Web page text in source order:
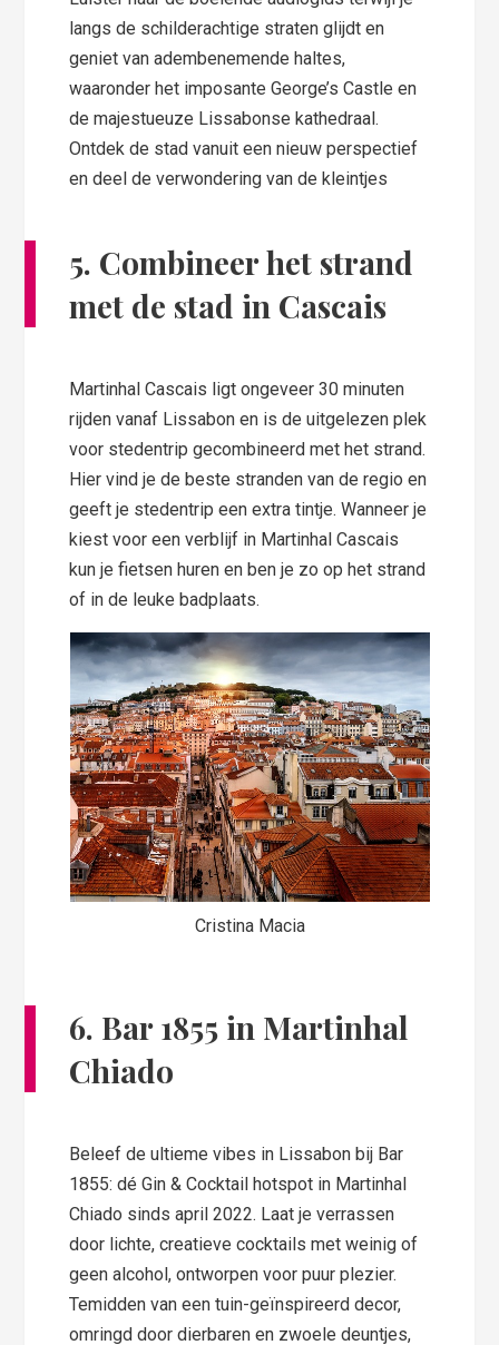
langs de schilderachtige straten glijdt en
geniet van adembenemende haltes,
waaronder het imposante George’s Castle en
de majestueuze Lissabonse kathedraal.
Ontdek de stad vanuit een nieuw perspectief
en deel de verwondering van de kleintjes
5. Combineer het strand
met de stad in Cascais
Martinhal Cascais ligt ongeveer 30 minuten
rijden vanaf Lissabon en is de uitgelezen plek
voor stedentrip gecombineerd met het strand.
Hier vind je de beste stranden van de regio en
geeft je stedentrip een extra tintje. Wanneer je
kiest voor een verblijf in Martinhal Cascais
kun je fietsen huren en ben je zo op het strand
of in de leuke badplaats.
Cristina Macia
6. Bar 1855 in Martinhal
Chiado
Beleef de ultieme vibes in Lissabon bij Bar
1855: dé Gin & Cocktail hotspot in Martinhal
Chiado sinds april 2022. Laat je verrassen
door lichte, creatieve cocktails met weinig of
geen alcohol, ontworpen voor puur plezier.
Temidden van een tuin-geïnspireerd decor,
omringd door dierbaren en zwoele deuntjes,